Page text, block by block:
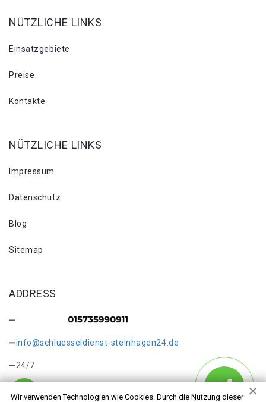
Wir verwenden Technologien wie Cookies. Durch die Nutzung dieser
NÜTZLICHE LINKS
Einsatzgebiete
Preise
Kontakte
NÜTZLICHE LINKS
Impressum
Datenschutz
Blog
Sitemap
ADDRESS
info@schluesseldienst-steinhagen24.de
24/7